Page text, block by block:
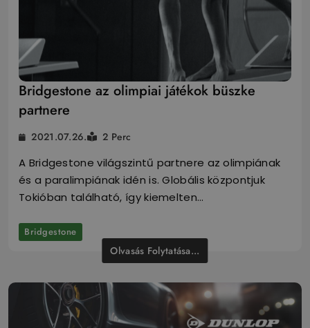
Bridgestone az olimpiai játékok büszke
partnere
2021.07.26. 2 Perc
A Bridgestone világszintű partnere az olimpiának
és a paralimpiának idén is. Globális központjuk
Tokióban található, így kiemelten…
Bridgestone
Olvasás Folytatása...